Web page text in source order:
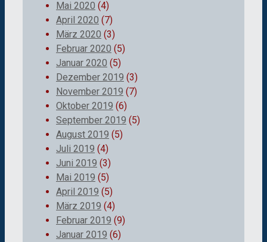
Mai 2020 (4)
April 2020 (7)
März 2020 (3)
Februar 2020 (5)
Januar 2020 (5)
Dezember 2019 (3)
November 2019 (7)
Oktober 2019 (6)
September 2019 (5)
August 2019 (5)
Juli 2019 (4)
Juni 2019 (3)
Mai 2019 (5)
April 2019 (5)
März 2019 (4)
Februar 2019 (9)
Januar 2019 (6)